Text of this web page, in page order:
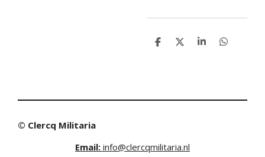
S
S
S
S
© Clercq Militaria
Email: info@clercqmilitaria.nl